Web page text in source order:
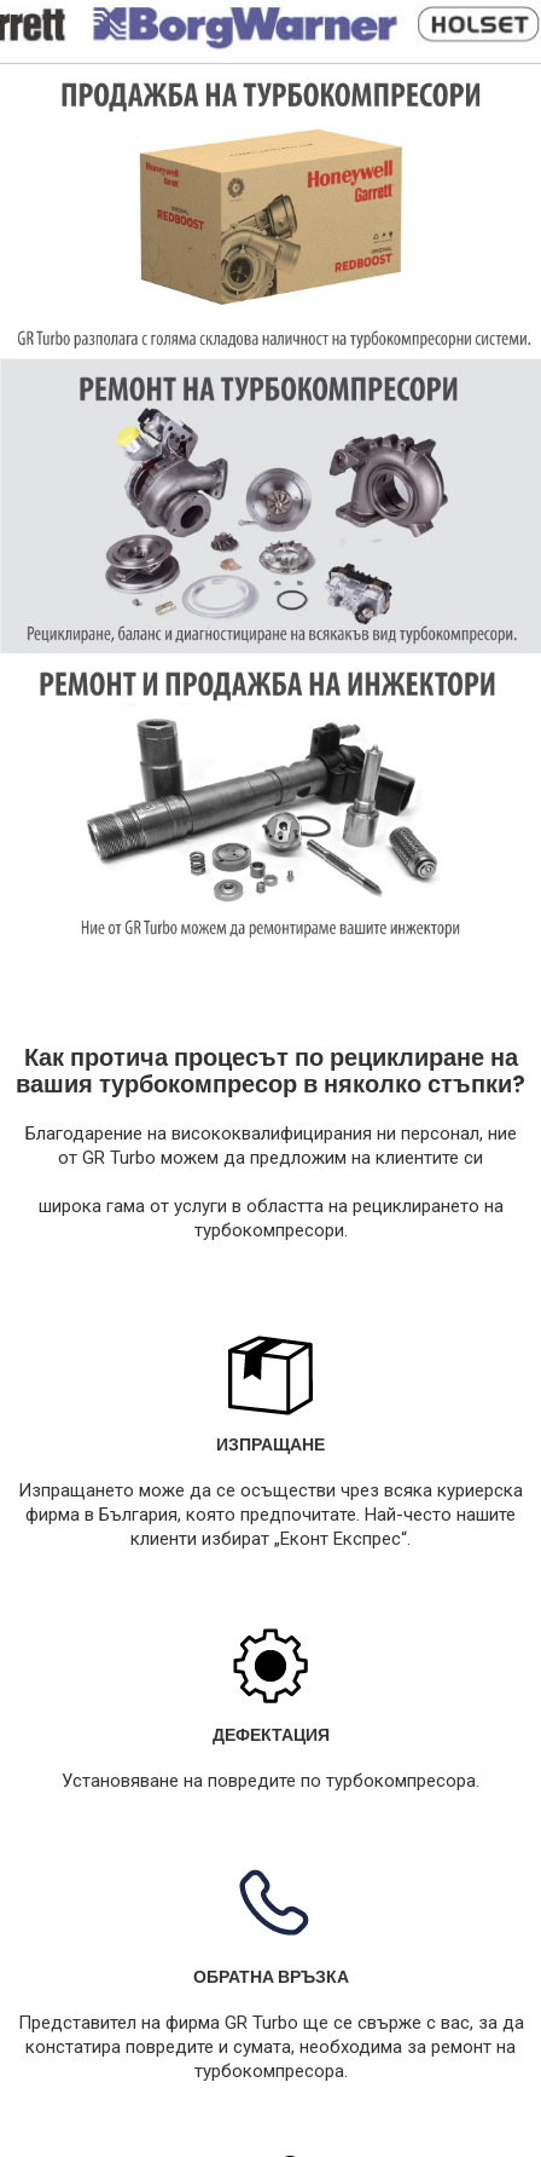
Как протича процесът по рециклиране на
вашия турбокомпресор в няколко стъпки?
Благодарение на висококвалифицирания ни персонал, ние
от GR Turbo можем да предложим на клиентите си
широка гама от услуги в областта на рециклирането на
турбокомпресори.
ИЗПРАЩАНЕ
Изпращането може да се осъществи чрез всяка куриерска
фирма в България, която предпочитате. Най-често нашите
клиенти избират „Еконт Експрес“.
ДЕФЕКТАЦИЯ
Установяване на повредите по турбокомпресора.
ОБРАТНА ВРЪЗКА
Представител на фирма GR Turbo ще се свърже с вас, за да
констатира повредите и сумата, необходима за ремонт на
турбокомпресора.